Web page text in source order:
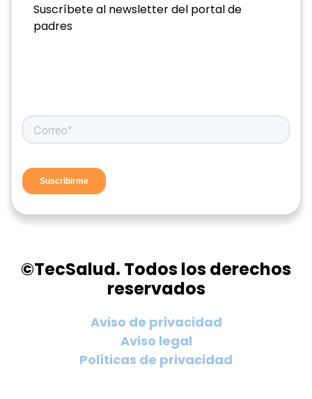
Suscríbete al newsletter del portal de
padres
©TecSalud. Todos los derechos
reservados
Aviso de privacidad
Aviso legal
Políticas de privacidad